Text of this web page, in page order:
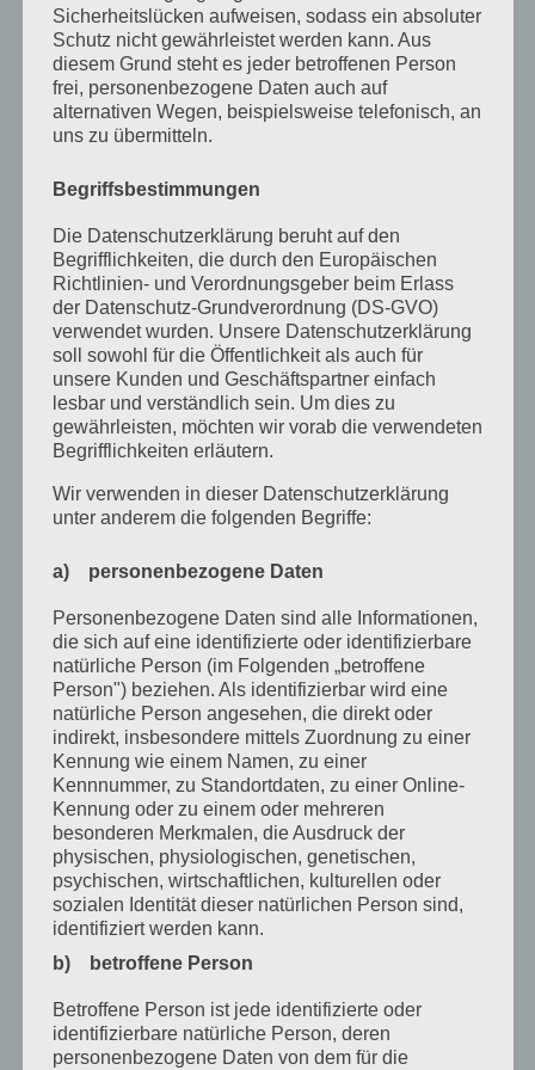
November 2022
Oktober 2022
September 2022
August 2022
Juli 2022
April 2022
Februar 2022
Januar 2022
Dezember 2021
Oktober 2021
September 2021
Mai 2021
März 2021
Januar 2021
Dezember 2020
Oktober 2020
August 2020
Juli 2020
Juni 2020
Mai 2020
April 2020
März 2020
Februar 2020
Januar 2020
Dezember 2019
Sicherheitslücken aufweisen, sodass ein absoluter
Schutz nicht gewährleistet werden kann. Aus
diesem Grund steht es jeder betroffenen Person
frei, personenbezogene Daten auch auf
alternativen Wegen, beispielsweise telefonisch, an
uns zu übermitteln.
Begriffsbestimmungen
Die Datenschutzerklärung beruht auf den
Begrifflichkeiten, die durch den Europäischen
Richtlinien- und Verordnungsgeber beim Erlass
der Datenschutz-Grundverordnung (DS-GVO)
verwendet wurden. Unsere Datenschutzerklärung
soll sowohl für die Öffentlichkeit als auch für
unsere Kunden und Geschäftspartner einfach
lesbar und verständlich sein. Um dies zu
gewährleisten, möchten wir vorab die verwendeten
Begrifflichkeiten erläutern.
Wir verwenden in dieser Datenschutzerklärung
unter anderem die folgenden Begriffe:
a) personenbezogene Daten
Personenbezogene Daten sind alle Informationen,
die sich auf eine identifizierte oder identifizierbare
natürliche Person (im Folgenden „betroffene
Person") beziehen. Als identifizierbar wird eine
natürliche Person angesehen, die direkt oder
indirekt, insbesondere mittels Zuordnung zu einer
Kennung wie einem Namen, zu einer
Kennnummer, zu Standortdaten, zu einer Online-
Kennung oder zu einem oder mehreren
besonderen Merkmalen, die Ausdruck der
physischen, physiologischen, genetischen,
psychischen, wirtschaftlichen, kulturellen oder
sozialen Identität dieser natürlichen Person sind,
identifiziert werden kann.
b) betroffene Person
Betroffene Person ist jede identifizierte oder
identifizierbare natürliche Person, deren
personenbezogene Daten von dem für die